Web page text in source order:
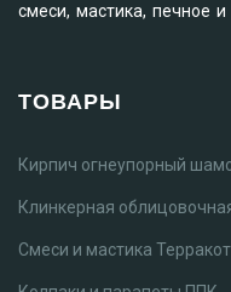
смеси, мастика, печное
ТОВАРЫ
Кирпич огнеупорный
Клинкерная
Смеси и мастика Терракот